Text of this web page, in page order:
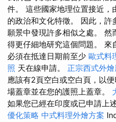
件。 這些國家地理位置接近，
的政治和文化特徵。 因此，許
願景中發現許多相似之處。 然
得更仔細地研究這個問題。 來
必須在抵達日期前至少 歐式料
照 天在線申請。 正宗西式外
應該有2頁空白或空白頁，以
場蓋章並在您的護照上蓋章。
如果您已經在印度或已申請上
優化策略 中式料理外燴方案